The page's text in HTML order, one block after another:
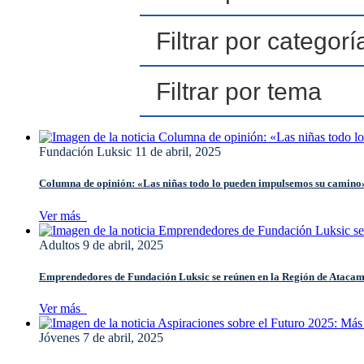
Fundación Luksic 11 de abril, 2025
Columna de opinión: «Las niñas todo lo pueden impulsemos su
Ver más
Adultos 9 de abril, 2025
Emprendedores de Fundación Luksic se reúnen en la Región de
Ver más
Jóvenes 7 de abril, 2025